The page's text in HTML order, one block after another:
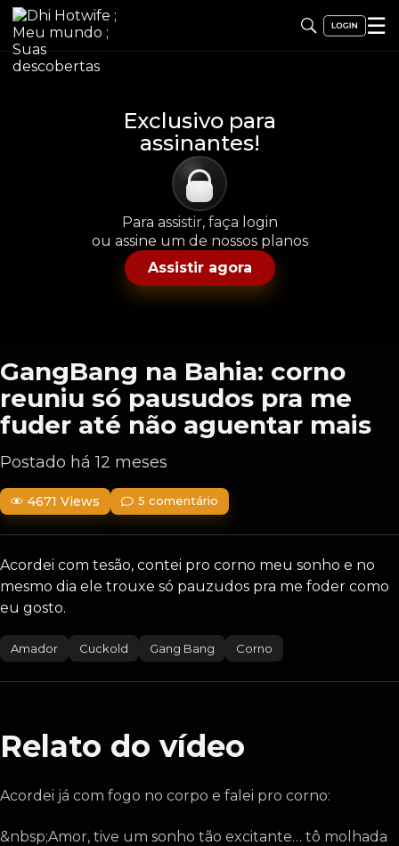
☰
Exclusivo para
assinantes!
Para assistir, faça login
ou assine um de nossos planos
Assistir agora
GangBang na Bahia: corno
reuniu só pausudos pra me
fuder até não aguentar mais
Postado há 12 meses
4671 Views 5 comentário
Acordei com tesão, contei pro corno meu sonho e no
mesmo dia ele trouxe só pauzudos pra me foder como
eu gosto.
Amador Cuckold Gang Bang Corno
Relato do vídeo
Acordei já com fogo no corpo e falei pro corno:
&nbsp;Amor, tive um sonho tão excitante… tô molhada